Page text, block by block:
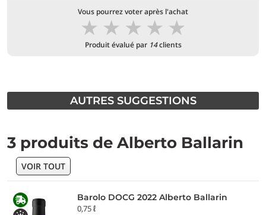
Vous pourrez voter après l'achat
★
★
★
★
★
Produit évalué par 14clients
AUTRES SUGGESTIONS
3 produits de Alberto Ballarin
VOIR TOUT
Barolo DOCG 2022 Alberto Ballarin
0,75 ℓ